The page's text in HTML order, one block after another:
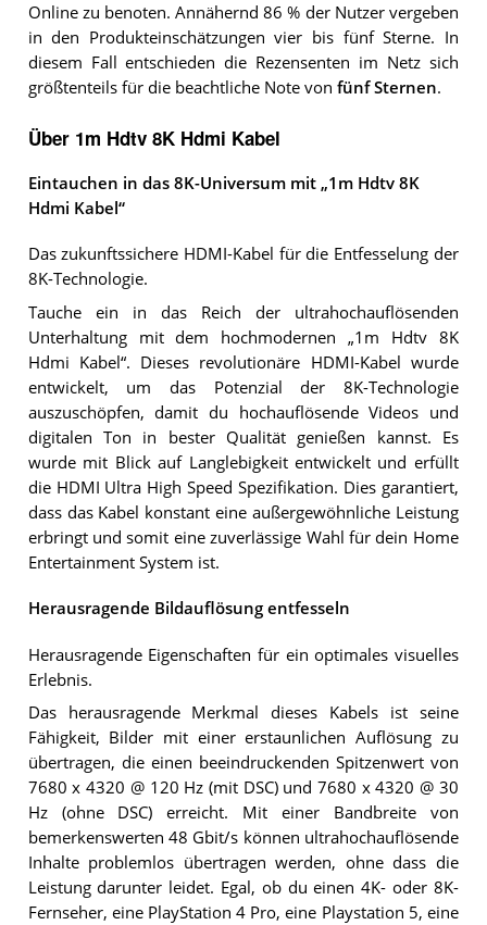
Online zu benoten. Annähernd 86 % der Nutzer vergeben
in den Produkteinschätzungen vier bis fünf Sterne. In
diesem Fall entschieden die Rezensenten im Netz sich
größtenteils für die beachtliche Note von fünf Sternen.
Über 1m Hdtv 8K Hdmi Kabel
Eintauchen in das 8K-Universum mit „1m Hdtv 8K
Hdmi Kabel“
Das zukunftssichere HDMI-Kabel für die Entfesselung der
8K-Technologie.
Tauche ein in das Reich der ultrahochauflösenden
Unterhaltung mit dem hochmodernen „1m Hdtv 8K
Hdmi Kabel“. Dieses revolutionäre HDMI-Kabel wurde
entwickelt, um das Potenzial der 8K-Technologie
auszuschöpfen, damit du hochauflösende Videos und
digitalen Ton in bester Qualität genießen kannst. Es
wurde mit Blick auf Langlebigkeit entwickelt und erfüllt
die HDMI Ultra High Speed Spezifikation. Dies garantiert,
dass das Kabel konstant eine außergewöhnliche Leistung
erbringt und somit eine zuverlässige Wahl für dein Home
Entertainment System ist.
Herausragende Bildauflösung entfesseln
Herausragende Eigenschaften für ein optimales visuelles
Erlebnis.
Das herausragende Merkmal dieses Kabels ist seine
Fähigkeit, Bilder mit einer erstaunlichen Auflösung zu
übertragen, die einen beeindruckenden Spitzenwert von
7680 x 4320 @ 120 Hz (mit DSC) und 7680 x 4320 @ 30
Hz (ohne DSC) erreicht. Mit einer Bandbreite von
bemerkenswerten 48 Gbit/s können ultrahochauflösende
Inhalte problemlos übertragen werden, ohne dass die
Leistung darunter leidet. Egal, ob du einen 4K- oder 8K-
Fernseher, eine PlayStation 4 Pro, eine Playstation 5, eine